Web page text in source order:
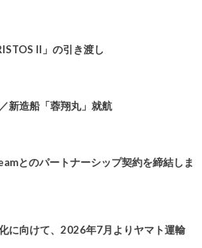
II」の引き渡し
新造船「蓉翔丸」就航
とのパートナーシップ契約を締結しま
に向けて、2026年7月よりヤマト運輸